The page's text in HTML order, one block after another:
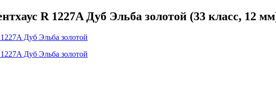
R 1227A Дуб Эльба золотой (33 класс, 12